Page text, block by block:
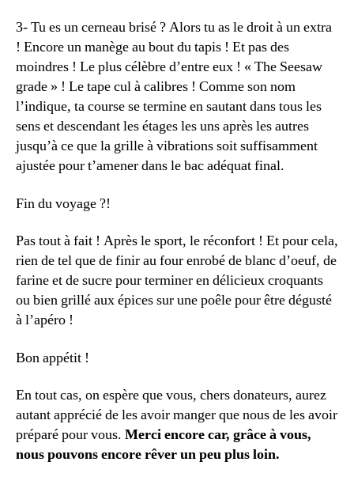
3- Tu es un cerneau brisé ? Alors tu as le droit à un extra
! Encore un manège au bout du tapis ! Et pas des
moindres ! Le plus célèbre d’entre eux ! « The Seesaw
grade » ! Le tape cul à calibres ! Comme son nom
l’indique, ta course se termine en sautant dans tous les
sens et descendant les étages les uns après les autres
jusqu’à ce que la grille à vibrations soit suffisamment
ajustée pour t’amener dans le bac adéquat final.
Fin du voyage ?!
Pas tout à fait ! Après le sport, le réconfort ! Et pour cela,
rien de tel que de finir au four enrobé de blanc d’oeuf, de
farine et de sucre pour terminer en délicieux croquants
ou bien grillé aux épices sur une poêle pour être dégusté
à l’apéro !
Bon appétit !
En tout cas, on espère que vous, chers donateurs, aurez
autant apprécié de les avoir manger que nous de les avoir
préparé pour vous. Merci encore car, grâce à vous,
nous pouvons encore rêver un peu plus loin.